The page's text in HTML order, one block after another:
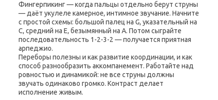
Фингерпикинг — когда пальцы отдельно берут струны
— даёт укулеле камерное, интимное звучание. Начните
с простой схемы: большой палец на G, указательный на
C, средний на E, безымянный на A. Потом сыграйте
последовательность 1-2-3-2 — получается приятная
арпеджио.
Переборы полезны и как развитие координации, и как
способ разнообразить аккомпанемент. Работайте над
ровностью и динамикой: не все струны должны
звучать одинаково громко. Контраст делает
исполнение живым.